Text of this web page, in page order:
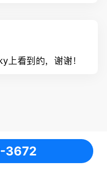
上看到的，谢谢！
3672